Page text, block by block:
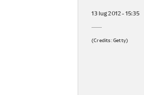
13 lug 2012 - 15:35
(Credits: Getty)